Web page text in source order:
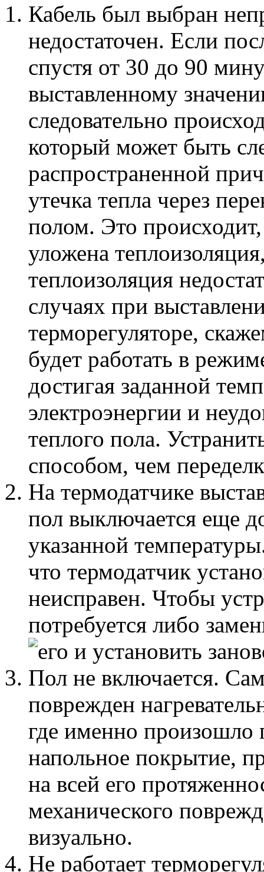
Кабель был выбран
недостаточен. Если
спустя от 30 до 90
выставленному
следовательно
который может быть
распространенной
утечка тепла через
полом. Это
уложена
теплоизоляция
случаях при
терморегуляторе,
будет работать в
достигая заданной
электроэнергии и
теплого пола.
способом, чем
На термодатчике
пол выключается еще
указанной
что термодатчик
неисправен. Чтобы
потребуется либо
его и установить
Пол не включается.
поврежден
где именно произошло
напольное покрытие,
на всей его
механического
визуально.
Не работает